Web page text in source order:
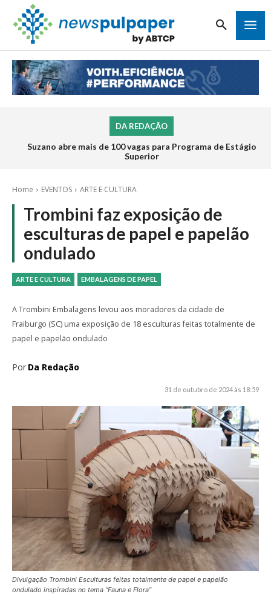
DA REDAÇÃO
Suzano abre mais de 100 vagas para Programa de Estágio
Superior
Home EVENTOS ARTE E CULTURA
Trombini faz exposição de
esculturas de papel e papelão
ondulado
ARTE E CULTURA EMBALAGENS DE PAPEL
A Trombini Embalagens levou aos moradores da cidade de
Fraiburgo (SC) uma exposição de 18 esculturas feitas totalmente de
papel e papelão ondulado
Por Da Redação
31 de outubro de 2024 às 18:59
Divulgação Trombini Esculturas feitas totalmente de papel e papelão
ondulado inspiradas no tema “Fauna e Flora”